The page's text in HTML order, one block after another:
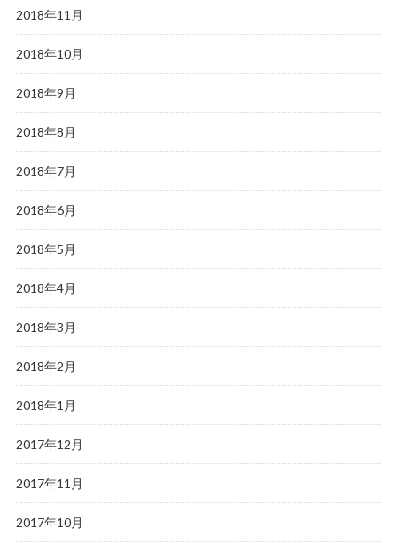
2018年11月
2018年10月
2018年9月
2018年8月
2018年7月
2018年6月
2018年5月
2018年4月
2018年3月
2018年2月
2018年1月
2017年12月
2017年11月
2017年10月